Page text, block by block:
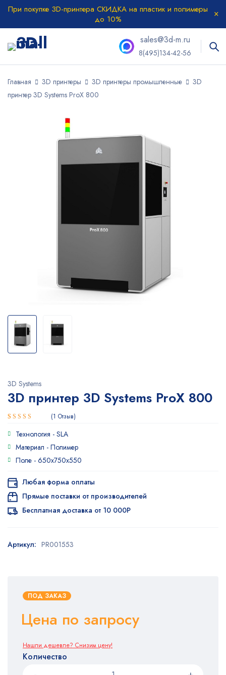
При покупке 3D-принтера СКИДКА на пластик и полимеры
до 10%
sales@3d-m.ru
8(495)134-42-56
Главная 3D принтеры 3D принтеры промышленные
3D
принтер 3D Systems ProX 800
3D Systems
3D принтер 3D Systems ProX 800
5.00из 5
на основе
опроса
пользователя
1 Отзыв
Технология - SLA
Материал - Полимер
Поле - 650x750x550
ПОД ЗАКАЗ
Цена по запросу
Нашли дешевле? Снизим цену!
Количество
Любая форма оплаты
Прямые поставки от производителей
Бесплатная доставка от 10 000Р
Артикул: PR001553